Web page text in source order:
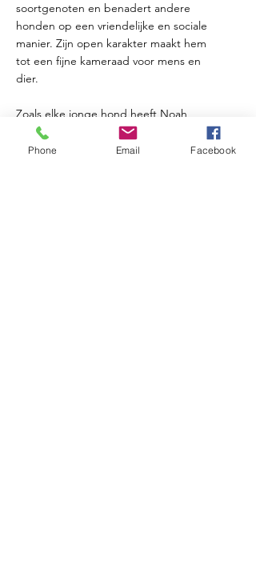
soortgenoten en benadert andere
honden op een vriendelijke en sociale
manier. Zijn open karakter maakt hem
tot een fijne kameraad voor mens en
dier.
Zoals elke jonge hond heeft Noah
nog een heel leven voor zich. Hij
zoekt een gezin dat hem liefde,
Phone Email Facebook